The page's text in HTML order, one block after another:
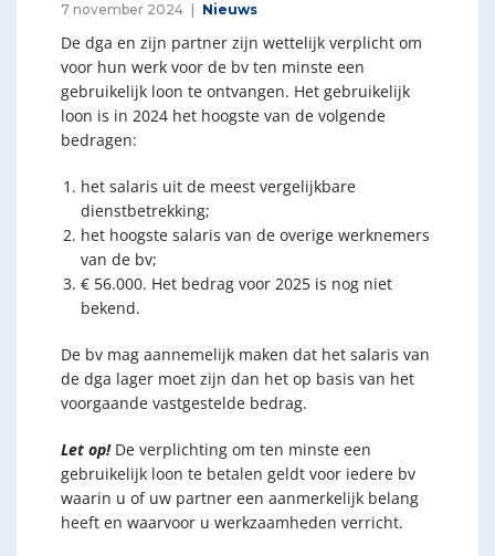
7 november 2024 Nieuws
De dga en zijn partner zijn wettelijk verplicht om
voor hun werk voor de bv ten minste een
gebruikelijk loon te ontvangen. Het gebruikelijk
loon is in 2024 het hoogste van de volgende
bedragen:
het salaris uit de meest vergelijkbare
dienstbetrekking;
het hoogste salaris van de overige werknemers
van de bv;
€ 56.000. Het bedrag voor 2025 is nog niet
bekend.
De bv mag aannemelijk maken dat het salaris van
de dga lager moet zijn dan het op basis van het
voorgaande vastgestelde bedrag.
Let op! De verplichting om ten minste een
gebruikelijk loon te betalen geldt voor iedere bv
waarin u of uw partner een aanmerkelijk belang
heeft en waarvoor u werkzaamheden verricht.